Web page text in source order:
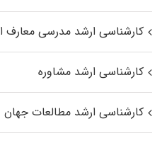
کارشناسی ارشد مدرسی معارف
کارشناسی ارشد مشاوره
کارشناسی ارشد مطالعات جهان